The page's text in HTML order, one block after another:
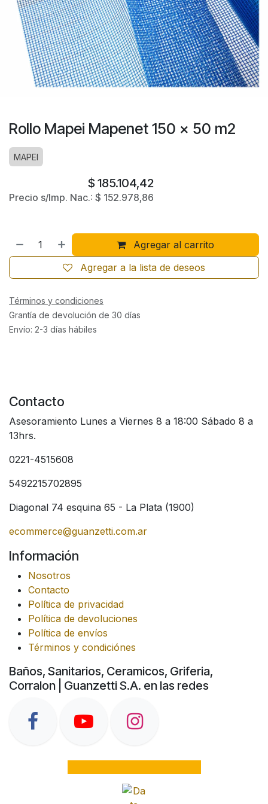
Rollo Mapei Mapenet 150 x 50 m2
MAPEI
$ 185.104,42
Precio s/Imp. Nac.: $ 152.978,86
Agregar al carrito
Agregar a la lista de deseos
Términos y condiciones
Grantía de devolución de 30 días
Envío: 2-3 días hábiles
Contacto
Asesoramiento Lunes a Viernes 8 a 18:00 Sábado 8 a
13hrs.
0221-4515608
5492215702895
Diagonal 74 esquina 65 - La Plata (1900)
ecommerce@guanzetti.com.ar
Información
Nosotros
Contacto
Política de privacidad
Política de devoluciones
Política de envíos
Términos y condiciónes
Baños, Sanitarios, Ceramicos, Griferia,
Corralon | Guanzetti S.A. en las redes